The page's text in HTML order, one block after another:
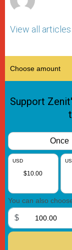
View all articles